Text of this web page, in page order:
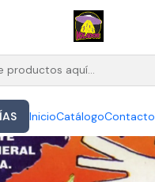
InicioCatálogoContacto
Este es el texto del slide